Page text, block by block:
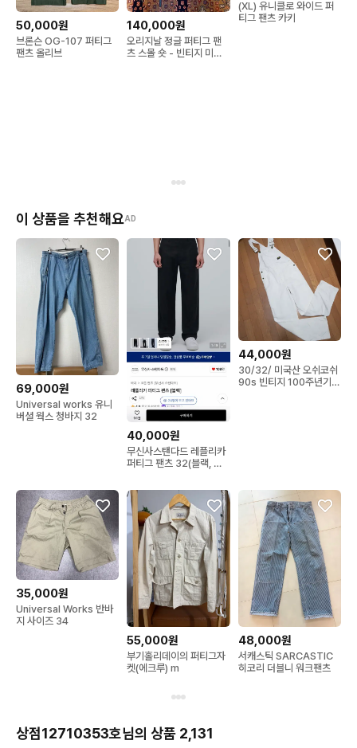
- 판매만 진행하며 제품 교환 신청은 받지 않습니다.
- 빈티지 제품 특성 상 교환, 반품이 불가하오니 이점 양해 부탁드
립니다.
50,000원
브론슨 OG-107 퍼티그
팬츠 올리브
140,000원
오리지날 정글 퍼티그 팬
츠 스몰 숏 - 빈티지 미군
(XL) 유니클로 와이드 퍼
티그 팬츠 카키
이 상품을 추천해요AD
69,000원
Universal works 유니
버셜 웍스 청바지 32
40,000원
무신사스탠다드 레플리카
퍼티그 팬츠 32(블랙, 딥
44,000원
30/32/ 미국산 오쉬코쉬
90s 빈티지 100주년기념
35,000원
Universal Works 반바
지 사이즈 34
55,000원
부기홀리데이의 퍼티그자
켓(에크루) m
48,000원
서캐스틱 SARCASTIC
히코리 더블니 워크팬츠
상점12710353호님의 상품 2,131